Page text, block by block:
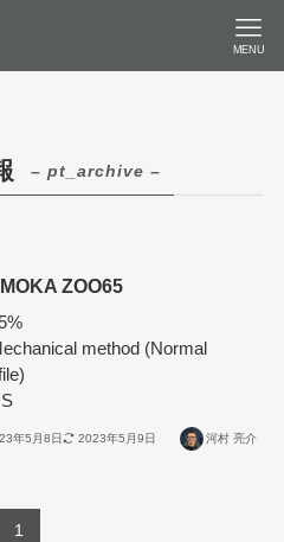
MENU
– pt_archive –
ZOO65
method (Normal
年5月8日 2023年5月9日 河村 亮介
1